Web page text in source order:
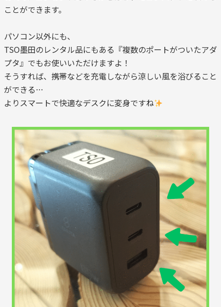
ことができます。
パソコン以外にも、
TSO墨田のレンタル品にもある『複数のポートがついたアダ
プタ』でもお使いいただけますよ！
そうすれば、携帯などを充電しながら涼しい風を浴びること
ができる…
よりスマートで快適なデスクに変身ですね